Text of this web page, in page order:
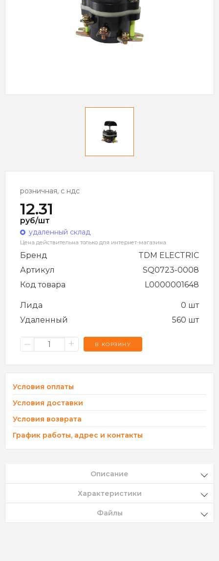
розничная, с ндс
12.31
руб/шт
удаленный склад
Цена действительна только для интернет-магазина
Бренд
TDM ELECTRIC
Артикул
SQ0723-0008
Код товара
L0000001648
Лида
0 шт
Удаленный
560 шт
– + В КОРЗИНУ
Условия оплаты
Условия доставки
Условия возврата
График работы, адрес и контакты
Описание
Характеристики
Файлы